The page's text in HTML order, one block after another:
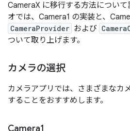
CameraX に移行する方法について
オでは、Camera1 の実装と、
CameraProvider および
ついて取り上げます。
カメラの選択
カメラアプリでは、さまざまなカ
することをおすすめします。
Camera1